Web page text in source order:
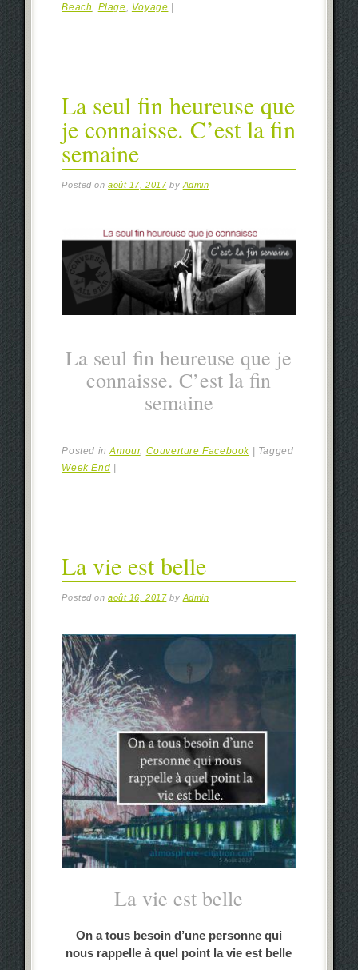
Beach
Plage Voyage |
La seul fin heureuse que
je connaisse. C’est la fin
semaine
Posted onaoût 17, 2017 by Admin
La seul fin heureuse que je
connaisse. C’est la fin
semaine
Posted inAmour, Couverture Facebook | Tagged
Week End |
La vie est belle
Posted onaoût 16, 2017 by Admin
La vie est belle
On a tous besoin d’une personne qui
nous rappelle à quel point la vie est belle